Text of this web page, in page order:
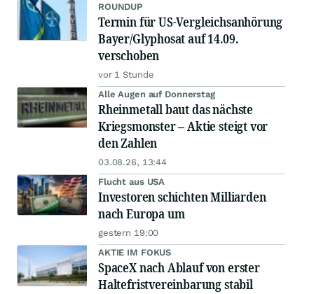
ROUNDUP
Termin für US-Vergleichsanhörung
Bayer/Glyphosat auf 14.09.
verschoben
vor 1 Stunde
Alle Augen auf Donnerstag
Rheinmetall baut das nächste
Kriegsmonster – Aktie steigt vor
den Zahlen
03.08.26, 13:44
Flucht aus USA
Investoren schichten Milliarden
nach Europa um
gestern 19:00
AKTIE IM FOKUS
SpaceX nach Ablauf von erster
Haltefristvereinbarung stabil